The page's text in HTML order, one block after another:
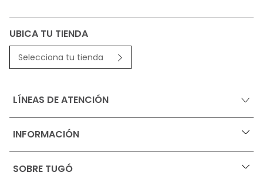
UBICA TU TIENDA
Selecciona tu tienda
LÍNEAS DE ATENCIÓN
INFORMACIÓN +
Ofertas vigentes
SOBRE TUGÓ +